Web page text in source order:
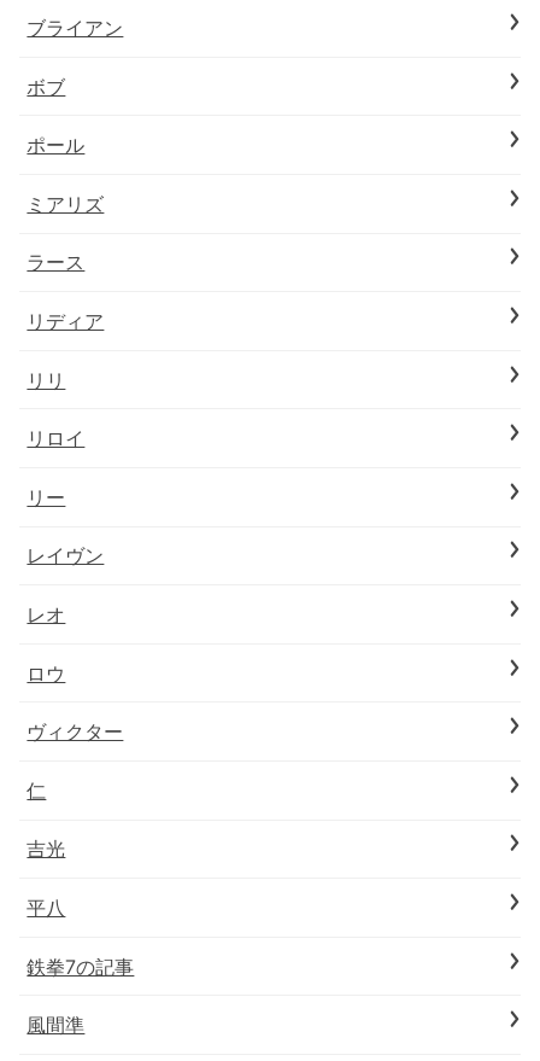
ブライアン
ボブ
ポール
ミアリズ
ラース
リディア
リリ
リロイ
リー
レイヴン
レオ
ロウ
ヴィクター
仁
吉光
平八
鉄拳7の記事
風間準